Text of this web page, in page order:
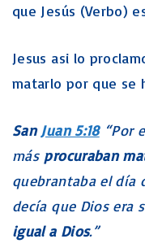
que Jesús (Verbo)
Jesus asi lo
matarlo por que se
San Juan 5:18“Por
más procuraban
quebrantaba el día
decía que Dios era
igual a Dios.”